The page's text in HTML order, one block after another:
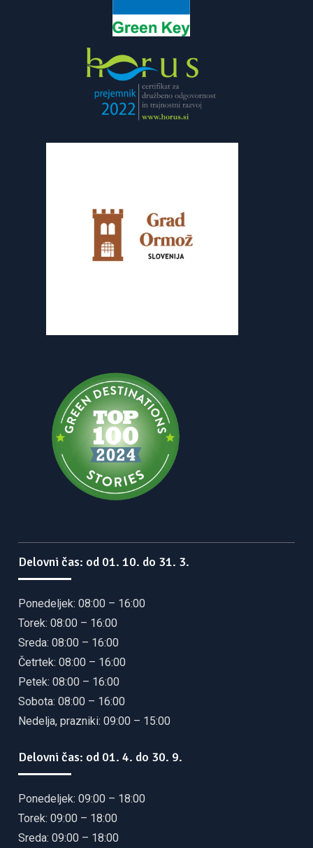
Delovni čas: od 01. 10. do 31. 3.
Ponedeljek: 08:00 – 16:00
Torek: 08:00 – 16:00
Sreda: 08:00 – 16:00
Četrtek: 08:00 – 16:00
Petek: 08:00 – 16:00
Sobota: 08:00 – 16:00
Nedelja, prazniki: 09:00 – 15:00
Delovni čas: od 01. 4. do 30. 9.
Ponedeljek: 09:00 – 18:00
Torek: 09:00 – 18:00
Sreda: 09:00 – 18:00